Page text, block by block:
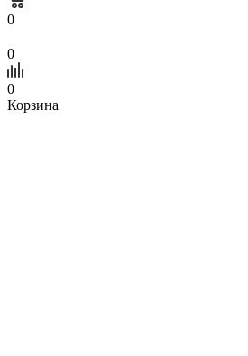
0
0
0
Корзина